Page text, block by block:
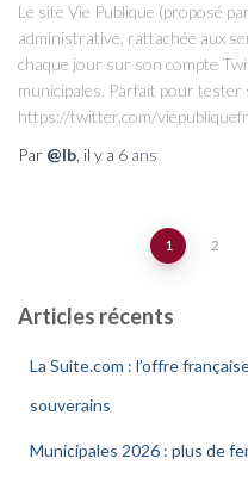
Le site Vie Publique (proposé
administrative, rattachée aux
chaque jour sur son compte
municipales. Parfait pour tester
https://twitter.com/viepubliquefr
Par @lb , il y a 6 ans
Pagination
des
publications
1 2
Articles récents
La Suite.com : l’offre
souverains
Municipales 2026 : plus de